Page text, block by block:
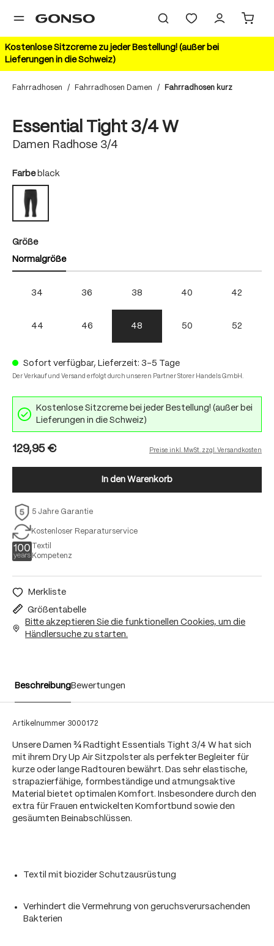
springen
Kostenlose Sitzcreme zu jeder Bestellung! (außer bei
Lieferungen in die Schweiz)
Fahrradhosen / Fahrradhosen Damen / Fahrradhosen kurz
Essential Tight 3/4 W
Damen Radhose 3/4
Farbeauswählen
black
black
Größeauswählen
Normalgröße
34 36 38 40 42
44 46 48 50 52
Sofort verfügbar, Lieferzeit: 3-5 Tage
Der Verkauf und Versand erfolgt durch unseren Partner Storer Handels GmbH.
Kostenlose Sitzcreme bei jeder Bestellung! (außer bei
Lieferungen in die Schweiz)
129,95 € Preise inkl. MwSt. zzgl. Versandkosten
In den Warenkorb
5 Jahre Garantie
Kostenloser Reparaturservice
Textil
Kompetenz
Merkliste
Größentabelle
Bitte akzeptieren Sie die funktionellen Cookies, um die
Händlersuche zu starten.
BeschreibungBewertungen
Artikelnummer 3000172
Unsere Damen ¾ Radtight Essentials Tight 3/4 W hat sich
mit ihrem Dry Up Air Sitzpolster als perfekter Begleiter für
kurze oder lange Radtouren bewährt. Das sehr elastische,
strapazierfähige, formbeständige und atmungsaktive
Material bietet optimalen Komfort. Insbesondere durch den
extra für Frauen entwickelten Komfortbund sowie den
gesäumten Beinabschlüssen.
Textil mit biozider Schutzausrüstung
Verhindert die Vermehrung von geruchsverursachenden
Bakterien